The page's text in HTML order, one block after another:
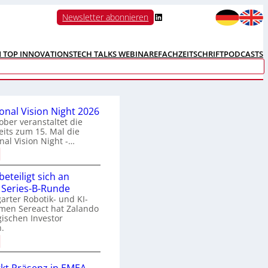
Newsletter abonnieren LinkedIn
TOP INNOVATIONSTECH TALKS WEBINAREFACHZEITSCHRIFTPODCASTS
Vision Night 2026
veranstaltet die
zum 15. Mal die
Vision Night -…
n
sich an
B-Runde
Robotik- und KI-
Sereact hat Zalando
Investor